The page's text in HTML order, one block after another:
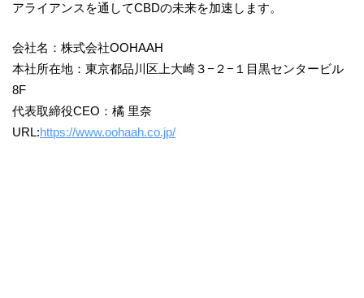
アライアンスを通してCBDの未来を加速します。
会社名：株式会社OOHAAH
本社所在地：東京都品川区上大崎３−２−１目黒センタービル
8F
代表取締役CEO：橘 ⾥奈
URL:https://www.oohaah.co.jp/